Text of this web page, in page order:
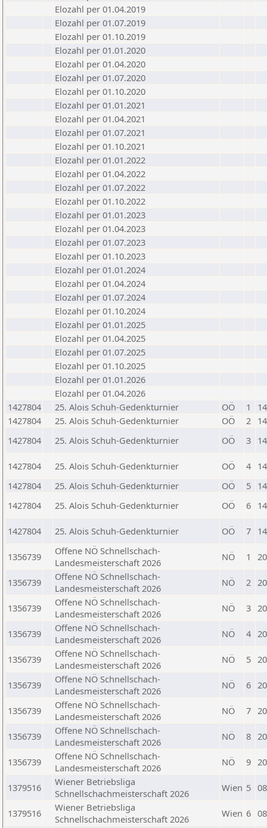
Elozahl per 01.04.2019
Elozahl per 01.07.2019
Elozahl per 01.10.2019
Elozahl per 01.01.2020
Elozahl per 01.04.2020
Elozahl per 01.07.2020
Elozahl per 01.10.2020
Elozahl per 01.01.2021
Elozahl per 01.04.2021
Elozahl per 01.07.2021
Elozahl per 01.10.2021
Elozahl per 01.01.2022
Elozahl per 01.04.2022
Elozahl per 01.07.2022
Elozahl per 01.10.2022
Elozahl per 01.01.2023
Elozahl per 01.04.2023
Elozahl per 01.07.2023
Elozahl per 01.10.2023
Elozahl per 01.01.2024
Elozahl per 01.04.2024
Elozahl per 01.07.2024
Elozahl per 01.10.2024
Elozahl per 01.01.2025
Elozahl per 01.04.2025
Elozahl per 01.07.2025
Elozahl per 01.10.2025
Elozahl per 01.01.2026
Elozahl per 01.04.2026
1427804
25. Alois Schuh-Gedenkturnier OÖ 1
1427804
25. Alois Schuh-Gedenkturnier OÖ 2
1427804
25. Alois Schuh-Gedenkturnier OÖ 3
1427804 25. Alois Schuh-Gedenkturnier OÖ 4
1427804
25. Alois Schuh-Gedenkturnier OÖ 5
1427804
25. Alois Schuh-Gedenkturnier OÖ 6
1427804 25. Alois Schuh-Gedenkturnier OÖ 7
1356739
Offene NÖ Schnellschach-
Landesmeisterschaft 2026
NÖ 1
1356739
Offene NÖ Schnellschach-
Landesmeisterschaft 2026
NÖ 2
1356739
Offene NÖ Schnellschach-
Landesmeisterschaft 2026
NÖ 3
1356739
Offene NÖ Schnellschach-
Landesmeisterschaft 2026
NÖ 4
1356739
Offene NÖ Schnellschach-
Landesmeisterschaft 2026
NÖ 5
1356739
Offene NÖ Schnellschach-
Landesmeisterschaft 2026
NÖ 6
1356739
Offene NÖ Schnellschach-
Landesmeisterschaft 2026
NÖ 7
1356739
Offene NÖ Schnellschach-
Landesmeisterschaft 2026
NÖ 8
1356739
Offene NÖ Schnellschach-
Landesmeisterschaft 2026
NÖ 9
1379516
Wiener Betriebsliga
Schnellschachmeisterschaft 2026
Wien 5
1379516
Wiener Betriebsliga
Schnellschachmeisterschaft 2026
Wien 6